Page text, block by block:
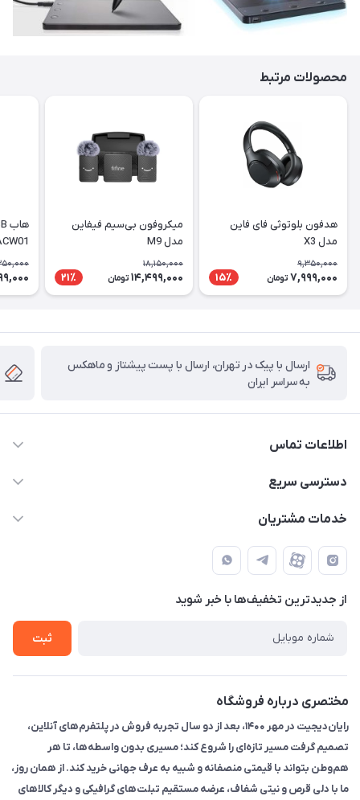
محصولات مرتبط
هدفون بلوتوثی فای فاین
مدل X3
9,350,000
7,999,000 تومان 15٪
میکروفون بی‌سیم فیفاین
مدل M9
18,150,000
14,499,000 تومان 21٪
ارسال با پیک در تهران، ارسال با پست پیشتاز و ماهکس
به سراسر ایران
اطلاعات تماس
۰۲۱91095320 - 09120057355 - 09915561288
حضوری از قبل با پشتیبان های فروشگاه هماهنگ کنید)
دسترسی سریع
حساب کاربری
لیست محصولات
تماس با ما
خدمات مشتریان
قوانین و مقررات
حریم خصوصی
راهنما
از جدید‌ترین تخفیف‌ها با‌ خبر شوید
ثبت
مختصری درباره فروشگاه
رایان‌دیجیت در مهر ۱۴۰۰، بعد از دو سال تجربه فروش در پلتفرم‌های آنلاین،
تصمیم گرفت مسیر تازه‌ای را شروع کند؛ مسیری بدون واسطه‌ها، تا هر
هم‌وطن بتواند با قیمتی منصفانه و شبیه به عرف جهانی خرید کند. از همان روز،
ما با دلی قرص و نیتی شفاف، عرضه مستقیم تبلت‌های گرافیکی و دیگر کالاهای